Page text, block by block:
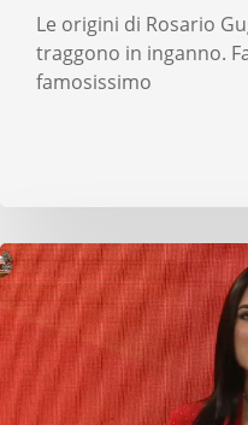
Le origini di Rosario
traggono in inganno.
famosissimo